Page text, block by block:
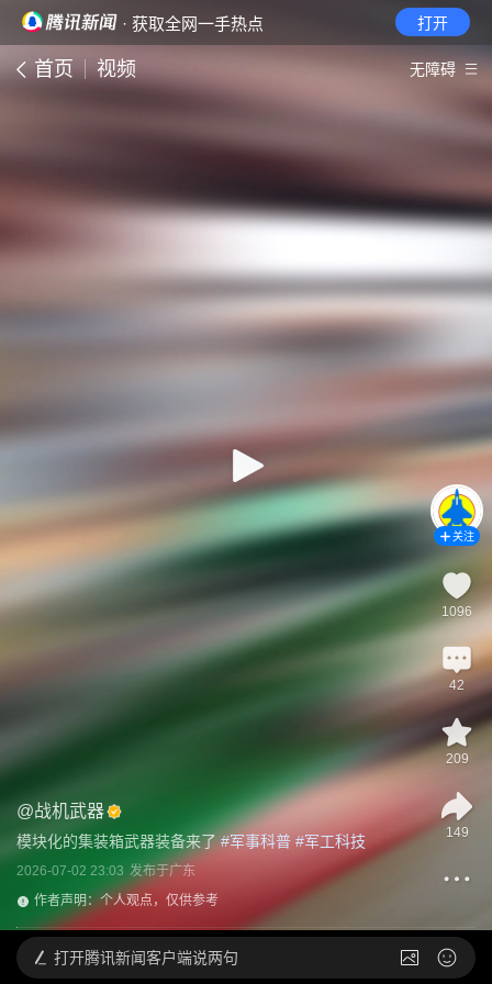
· 获取全网一手热点 打开
首页 视频 无障碍
@战机武器
模块化的集装箱武器装备来了 #军事科普 #军工科技
2026-07-02 23:03 发布于广东
作者声明：个人观点，仅供参考
关注
1096
42
209
149
打开腾讯新闻客户端说两句